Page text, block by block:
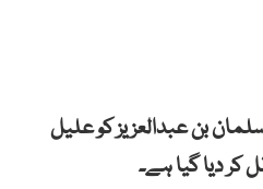
بن عبدالعزیز کو علیل
کر دیا گیا ہے۔